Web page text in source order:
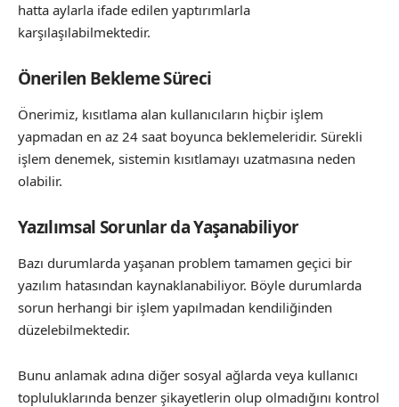
hatta aylarla ifade edilen yaptırımlarla
karşılaşılabilmektedir.
Önerilen Bekleme Süreci
Önerimiz, kısıtlama alan kullanıcıların hiçbir işlem
yapmadan en az 24 saat boyunca beklemeleridir. Sürekli
işlem denemek, sistemin kısıtlamayı uzatmasına neden
olabilir.
Yazılımsal Sorunlar da Yaşanabiliyor
Bazı durumlarda yaşanan problem tamamen geçici bir
yazılım hatasından kaynaklanabiliyor. Böyle durumlarda
sorun herhangi bir işlem yapılmadan kendiliğinden
düzelebilmektedir.
Bunu anlamak adına diğer sosyal ağlarda veya kullanıcı
topluluklarında benzer şikayetlerin olup olmadığını kontrol